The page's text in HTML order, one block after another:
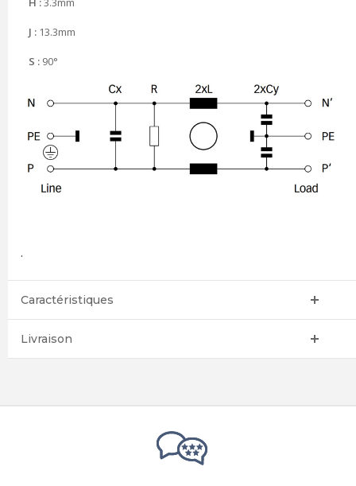
J : 13.3mm
S : 90°
.
Caractéristiques
Livraison